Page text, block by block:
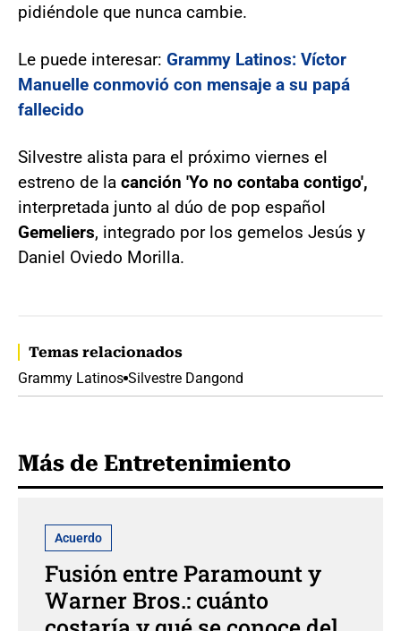
pidiéndole que nunca cambie.
Le puede interesar: Grammy Latinos: Víctor
Manuelle conmovió con mensaje a su papá
fallecido
Silvestre alista para el próximo viernes el
estreno de la canción 'Yo no contaba contigo',
interpretada junto al dúo de pop español
Gemeliers, integrado por los gemelos Jesús y
Daniel Oviedo Morilla.
Temas relacionados
Grammy Latinos Silvestre Dangond
Más de Entretenimiento
Acuerdo
Fusión entre Paramount y
Warner Bros.: cuánto